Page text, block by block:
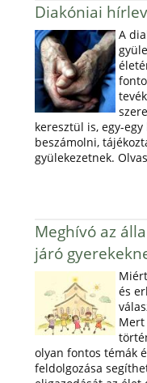
Diakóniai
A
keresztül is, egy-
beszámolni,
gyülekezetnek.
Meghívó az
járó
és
Mert
olyan fontos témák
feldolgozása